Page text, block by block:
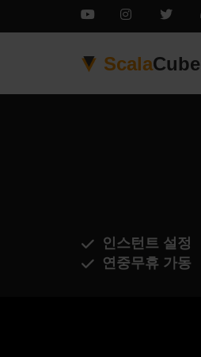
ScalaCube
인스턴트 설정
연중무휴 가동